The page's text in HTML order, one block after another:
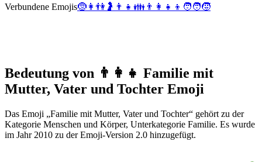
Verbundene Emojis🤶 👩 👫 🤰 👨 👧 👪 👨‍👩‍👧‍👦 🧑‍🧑‍🧒
Bedeutung von 👨‍👩‍👧 Familie mit
Mutter, Vater und Tochter Emoji
Das Emoji „Familie mit Mutter, Vater und Tochter“ gehört zu der
Kategorie Menschen und Körper, Unterkategorie Familie. Es wurde
im Jahr 2010 zu der Emoji-Version 2.0 hinzugefügt.